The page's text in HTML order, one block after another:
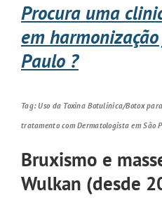
Procura uma
em
Paulo ?
Tag: Uso da Toxina Botulínica/Botox
tratamento com Dermatologista em São
Bruxismo e
Wulkan (desde